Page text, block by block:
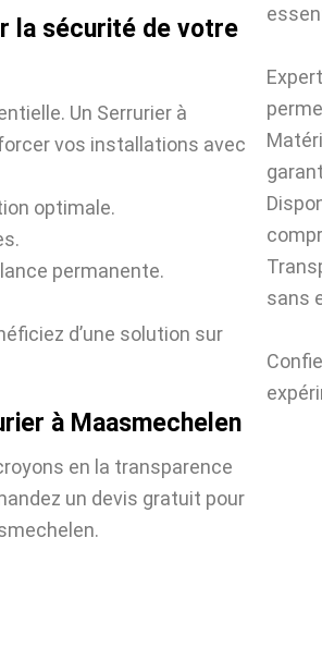
la sécurité de votre
Un Serrurier à
vos installations avec
optimale.
permanente.
d’une solution sur
à Maasmechelen
en la transparence
un devis gratuit pour
sans